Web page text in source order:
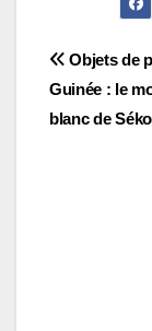
de
Objets de
Guinée : le
blanc de